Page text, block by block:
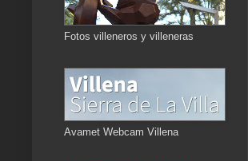
Fotos villeneros y villeneras
Avamet Webcam Villena